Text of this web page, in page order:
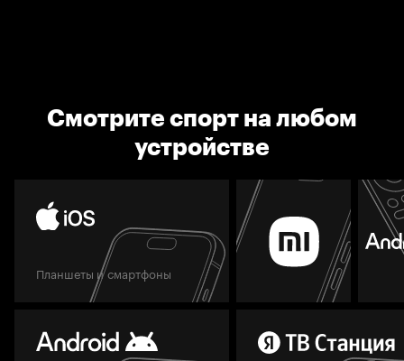
Смотрите спорт на любом
устройстве
Планшеты и смартфоны